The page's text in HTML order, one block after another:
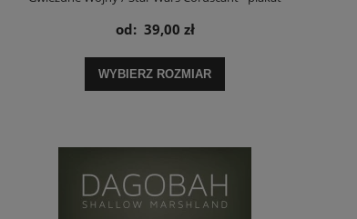
od: 39,00 zł
WYBIERZ ROZMIAR